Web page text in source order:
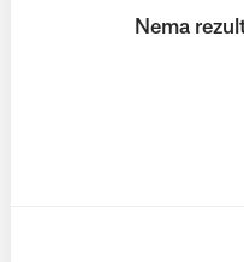
Nema